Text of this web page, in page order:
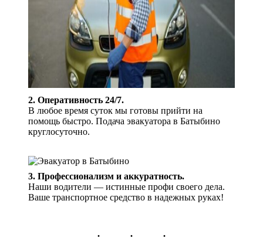
2. Оперативность 24/7.
В любое время суток мы готовы прийти на
помощь быстро. Подача эвакуатора в Батыбино
круглосуточно.
3. Профессионализм и аккуратность.
Наши водители — истинные профи своего дела.
Ваше транспортное средство в надежных руках!